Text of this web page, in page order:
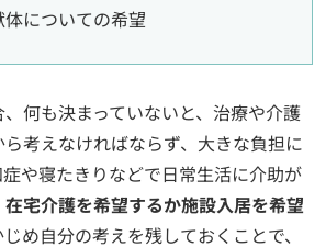
についての希望
何も決まっていないと、治療や介護
考えなければならず、大きな負担に
や寝たきりなどで日常生活に介助が
在宅介護を希望するか施設入居を希望
め自分の考えを残しておくことで、